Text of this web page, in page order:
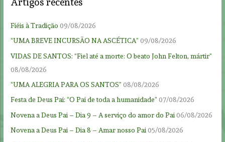
Fiéis à Tradição 09/08/2026
“UMA BREVE INCURSÃO NA ASCÉTICA” 09/08/2026
VIDAS DE SANTOS: “Fiel até a morte: O beato John Felton, mártir”
08/08/2026
“UMA ALEGRIA PARA OS SANTOS” 08/08/2026
Festa de Deus Pai: “O Pai de toda a humanidade” 07/08/2026
Novena a Deus Pai – Dia 9 – A serviço do amor do Pai 06/08/2026
Novena a Deus Pai – Dia 8 – Amar nosso Pai 05/08/2026